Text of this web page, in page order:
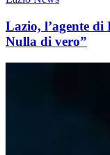
Lazio, l’agente
Nulla di vero”